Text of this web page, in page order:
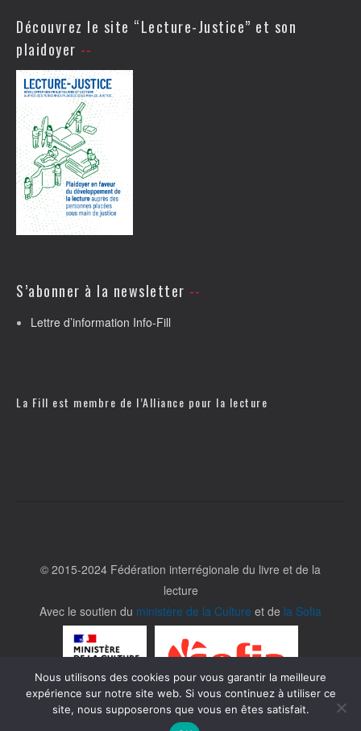
Découvrez le site “Lecture-Justice” et son
plaidoyer
S’abonner à la newsletter
Lettre d’information Info-Fill
La Fill est membre de l’Alliance pour la lecture
© 2015-2024 Fédération interrégionale du livre et de la
lecture
Avec le soutien du ministère de la Culture et de la Sofia
Nous utilisons des cookies pour vous garantir la meilleure
expérience sur notre site web. Si vous continuez à utiliser ce
site, nous supposerons que vous en êtes satisfait.